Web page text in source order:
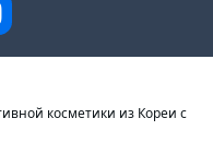
косметики из Кореи с